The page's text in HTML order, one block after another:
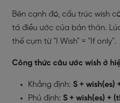
Bên cạnh đó, cấu trúc wish
tả điều ước của bản thân.
thế cụm từ "I Wish" = "If only".
Công thức câu ước wish ở
Khẳng định: S + wish(es)
Phủ định: S + wish(es) +